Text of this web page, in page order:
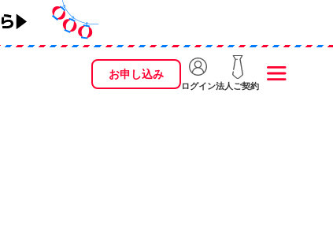
お申し込み
ログイン法人ご契約